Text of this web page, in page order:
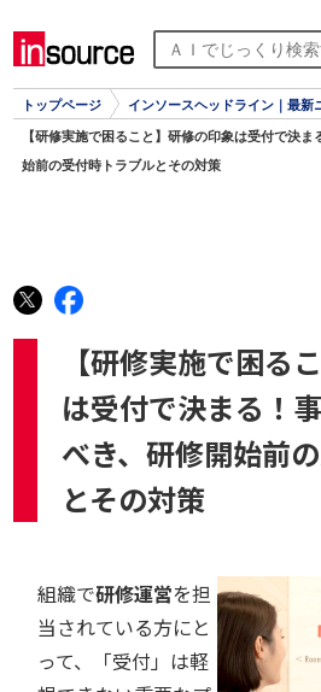
トップページ インソースヘッドライン｜最新
【研修実施で困ること】研修の印象は受付で決
始前の受付時トラブルとその対策
【研修実施で困る
は受付で決まる！
べき、研修開始前
とその対策
組織で研修運営を担
当されている方にと
って、「受付」は軽